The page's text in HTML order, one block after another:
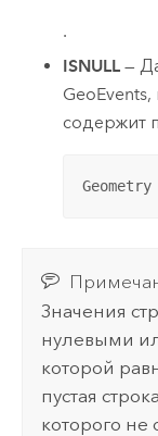
.
ISNULL —
GeoEvents,
содержит
Geometry
Значения
нулевыми
которой
пустая
которого не